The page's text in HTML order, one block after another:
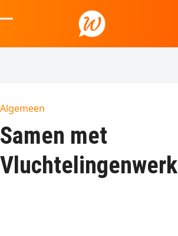
to
mobile
mobile
Algemeen
Samen met
Vluchtelingenwerk